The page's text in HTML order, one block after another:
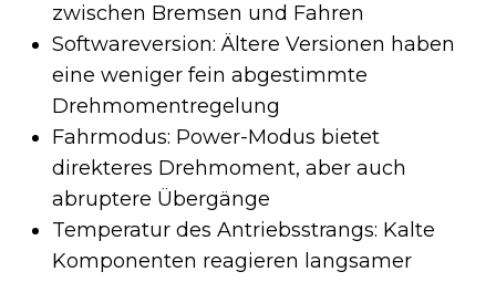
zwischen Bremsen und Fahren
Softwareversion: Ältere Versionen haben
eine weniger fein abgestimmte
Drehmomentregelung
Fahrmodus: Power-Modus bietet
direkteres Drehmoment, aber auch
abruptere Übergänge
Temperatur des Antriebsstrangs: Kalte
Komponenten reagieren langsamer